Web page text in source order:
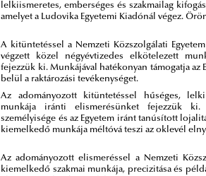
lelkiismeretes, emberséges és szakmailag
amelyet a Ludovika Egyetemi Kiadónál végez.
A kitüntetéssel a Nemzeti Közszolgálati
végzett közel négyévtizedes elkötelezett
fejezzük ki. Munkájával hatékonyan támogatja az
belül a raktározási tevékenységet.
Az adományozott kitüntetéssel hűséges,
munkája iránti elismerésünket fejezzük ki.
személyisége és az Egyetem iránt tanúsított
kiemelkedő munkája méltóvá teszi az oklevél
Az adományozott elismeréssel a Nemzeti
kiemelkedő szakmai munkája, precizitása és